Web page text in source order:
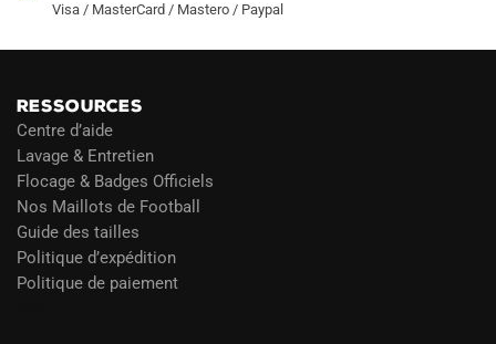
Visa / MasterCard / Mastero / Paypal
RESSOURCES
Centre d’aide
Lavage & Entretien
Flocage & Badges Officiels
Nos Maillots de Football
Guide des tailles
Politique d’expédition
Politique de paiement